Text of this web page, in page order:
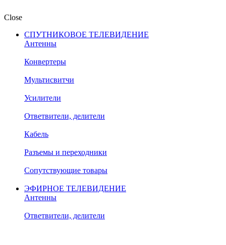
Close
СПУТНИКОВОЕ ТЕЛЕВИДЕНИЕ
Антенны
Конвертеры
Мультисвитчи
Усилители
Ответвители, делители
Кабель
Разъемы и переходники
Сопутствующие товары
ЭФИРНОЕ ТЕЛЕВИДЕНИЕ
Антенны
Ответвители, делители